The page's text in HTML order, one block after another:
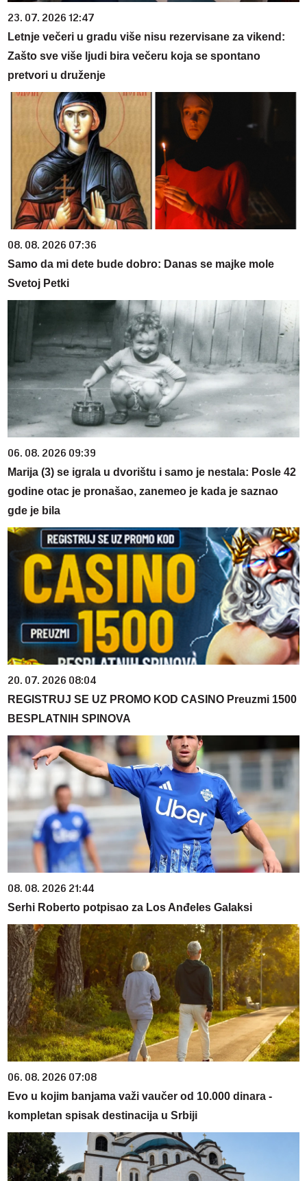
23. 07. 2026 12:47
Letnje večeri u gradu više nisu rezervisane za vikend:
Zašto sve više ljudi bira večeru koja se spontano
pretvori u druženje
08. 08. 2026 07:36
Samo da mi dete bude dobro: Danas se majke mole
Svetoj Petki
06. 08. 2026 09:39
Marija (3) se igrala u dvorištu i samo je nestala: Posle 42
godine otac je pronašao, zanemeo je kada je saznao
gde je bila
20. 07. 2026 08:04
REGISTRUJ SE UZ PROMO KOD CASINO Preuzmi 1500
BESPLATNIH SPINOVA
08. 08. 2026 21:44
Serhi Roberto potpisao za Los Anđeles Galaksi
06. 08. 2026 07:08
Evo u kojim banjama važi vaučer od 10.000 dinara -
kompletan spisak destinacija u Srbiji